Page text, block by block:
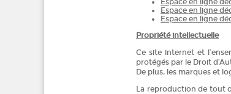
Espace en ligne
Espace en ligne
Espace en ligne
Propriété intellectuelle
Ce site internet et
protégés par le Droit
De plus, les marques et
La reproduction de tout